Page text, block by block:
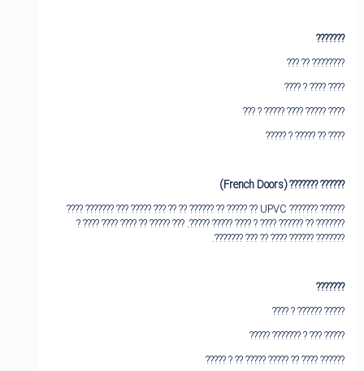
?????‌??
????‌???? ?? ???
???? ???? ? ????
???? ????? ???? ????? ? ???
???? ?? ????? ? ?????
???‌??? ???????
(French Doors)
???‌??? ??????? UPVC ?? ????? ?? ????‌?? ?? ?? ??? ????? ??? ??‌????? ????
??????? ?? ?????? ???? ? ???? ????? ?????. ??? ???‌?? ?? ???? ???? ???? ?
??????? ?????? ???? ?? ??? ??‌?????.
?????‌??
????? ?????? ? ????
????? ??? ? ??????? ?????
?????? ???? ?? ????? ????? ?? ? ?????